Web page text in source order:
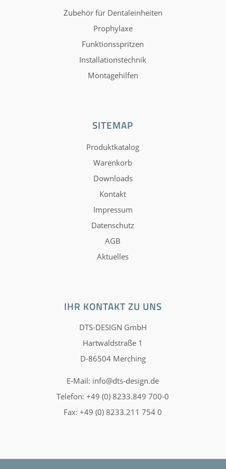
Zubehör für Dentaleinheiten
Prophylaxe
Funktionsspritzen
Installationstechnik
Montagehilfen
SITEMAP
Produktkatalog
Warenkorb
Downloads
Kontakt
Impressum
Datenschutz
AGB
Aktuelles
IHR KONTAKT ZU UNS
DTS-DESIGN GmbH
Hartwaldstraße 1
D-86504 Merching
E-Mail: info@dts-design.de
Telefon: +49 (0) 8233.849 700-0
Fax: +49 (0) 8233.211 754 0